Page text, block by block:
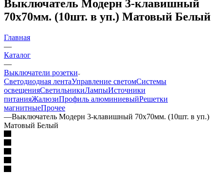
Выключатель Модерн 3-клавишный
70х70мм. (10шт. в уп.) Матовый Белый
Главная
—
Каталог
—
Выключатели розетки
Светодиодная лентаУправление светомСистемы
освещенияСветильникиЛампыИсточники
питанияЖалюзиПрофиль алюминиевыйРешетки
магнитныеПрочее
—Выключатель Модерн 3-клавишный 70х70мм. (10шт. в уп.)
Матовый Белый